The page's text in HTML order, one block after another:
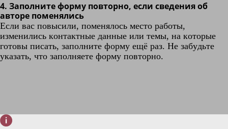
4. Заполните форму повторно, если сведения об
авторе поменялись
Если вас повысили, поменялось место работы,
изменились контактные данные или темы, на которые
готовы писать, заполните форму ещё раз. Не забудьте
указать, что заполняете форму повторно.